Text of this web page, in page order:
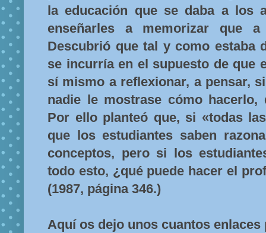
la educación que se daba a los
enseñarles a memorizar que
Descubrió que tal y como estaba
se incurría en el supuesto de que
sí mismo a reflexionar, a pensar,
nadie le mostrase cómo hacerlo,
Por ello planteó que, si «todas
que los estudiantes saben
conceptos, pero si los
todo esto, ¿qué puede hacer el
(1987, página 346.)
Aquí os dejo unos cuantos enlaces